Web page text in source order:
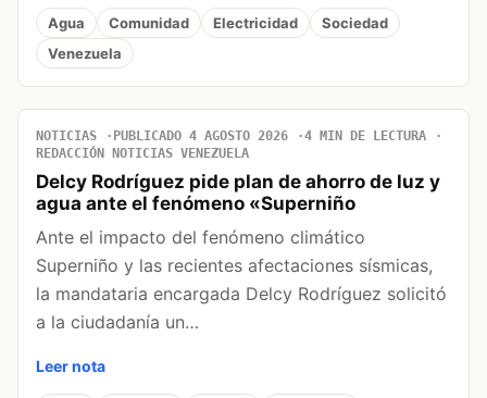
Agua Comunidad Electricidad
Sociedad
Venezuela
NOTICIAS PUBLICADO 4 AGOSTO 2026
4 MIN DE LECTURA
REDACCIÓN NOTICIAS VENEZUELA
Delcy Rodríguez pide plan de ahorro de luz y
agua ante el fenómeno «Superniño
Ante el impacto del fenómeno climático
Superniño y las recientes afectaciones sísmicas,
la mandataria encargada Delcy Rodríguez solicitó
a la ciudadanía un…
Leer nota